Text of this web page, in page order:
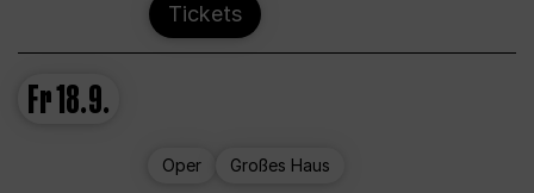
Tickets
Fr18.9.
Oper Großes Haus